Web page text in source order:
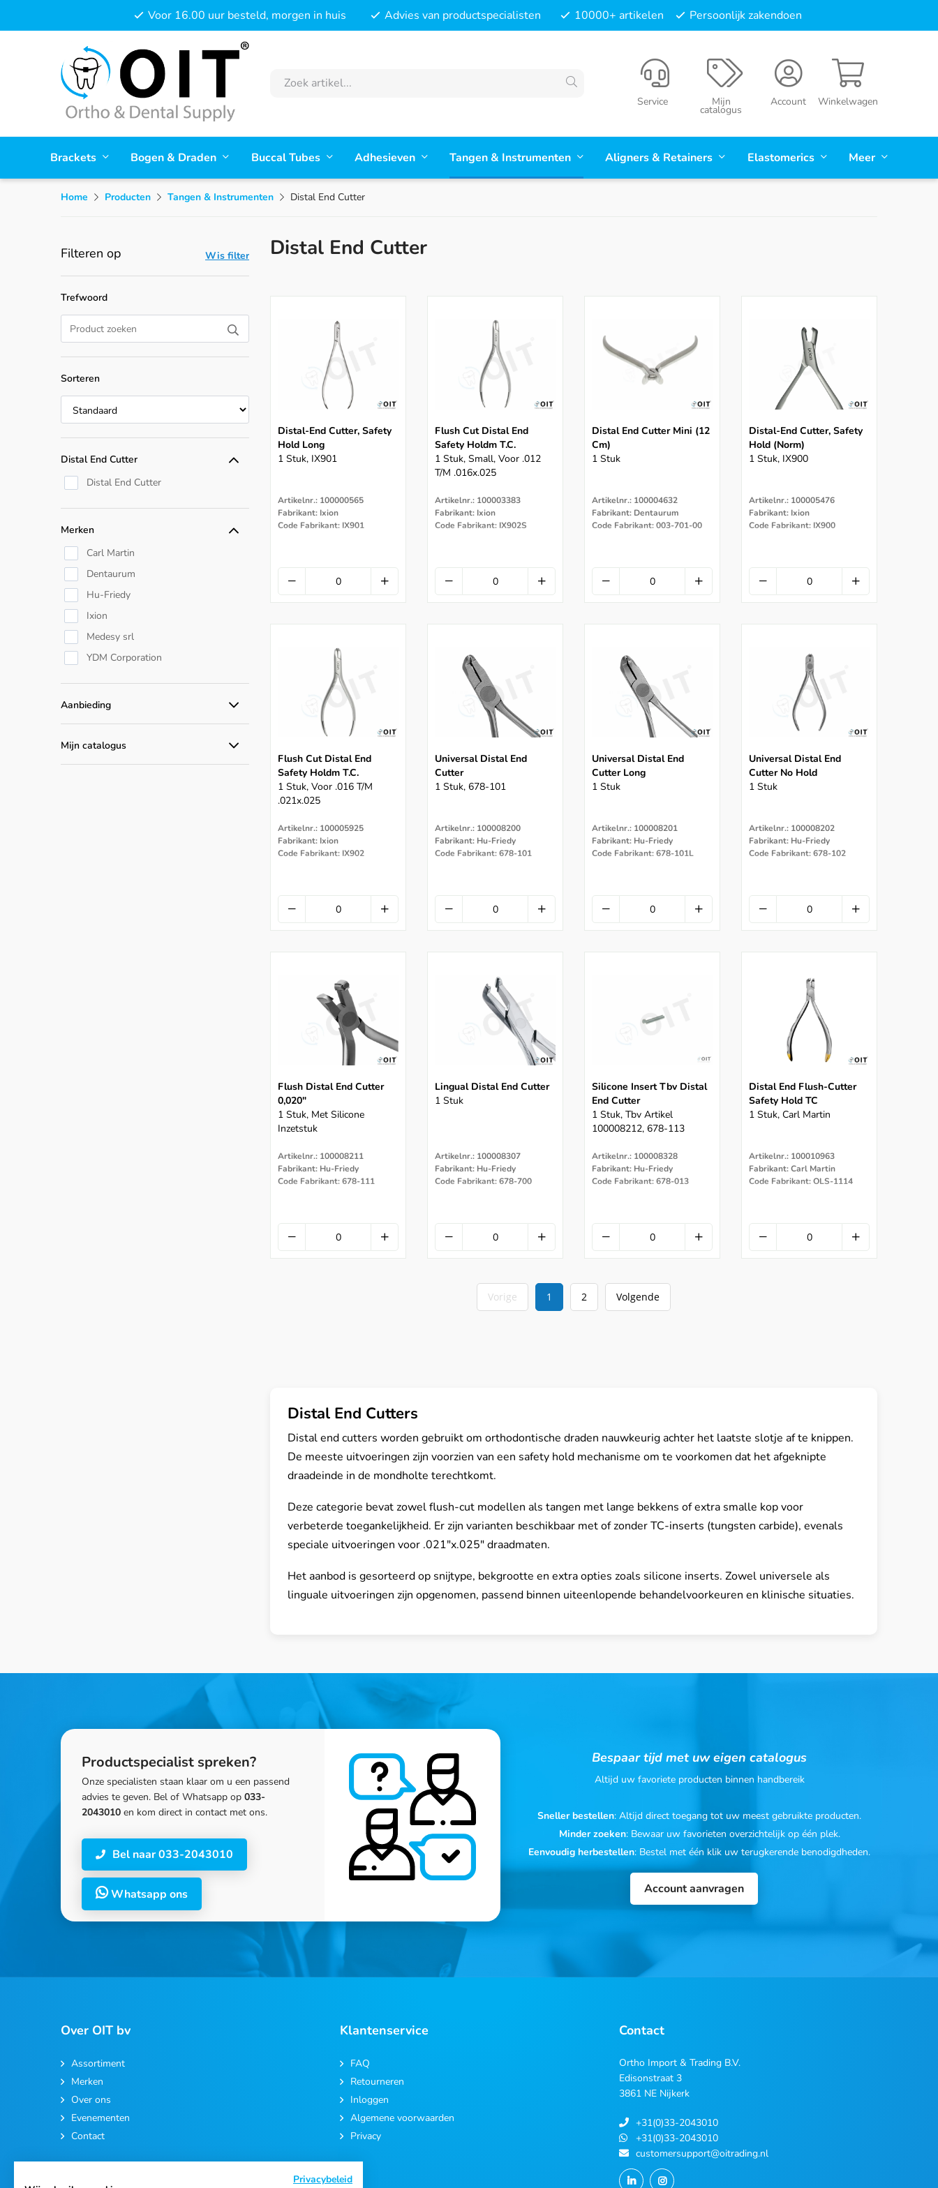
Voor 16.00 uur besteld, morgen in huis Advies van productspecialisten 10000+ artikelen Persoonlijk zakendoen
Winkelwagen
Account
Mijn
catalogus
Service
Brackets Bogen & Draden Buccal Tubes Adhesieven Tangen & Instrumenten Aligners & Retainers Elastomerics Meer
Home Producten Tangen & Instrumenten Distal End Cutter
Filteren op Wis filter
Trefwoord
Sorteren
Distal End Cutter
Distal End Cutter
Merken
Carl Martin
Dentaurum
Hu-Friedy
Ixion
Medesy srl
YDM Corporation
Aanbieding
Mijn catalogus
Distal End Cutter
Distal-End Cutter, Safety
Hold Long
1 Stuk, IX901
Artikelnr.: 100000565
Fabrikant: Ixion
Code Fabrikant: IX901
Flush Cut Distal End
Safety Holdm T.C.
1 Stuk, Small, Voor .012
T/m .016x.025
Artikelnr.: 100003383
Fabrikant: Ixion
Code Fabrikant: IX902S
Distal End Cutter Mini (12
Cm)
1 Stuk
Artikelnr.: 100004632
Fabrikant: Dentaurum
Code Fabrikant: 003-701-00
Distal-End Cutter, Safety
Hold (norm)
1 Stuk, IX900
Artikelnr.: 100005476
Fabrikant: Ixion
Code Fabrikant: IX900
Flush Cut Distal End
Safety Holdm T.C.
1 Stuk, Voor .016 T/m
.021x.025
Artikelnr.: 100005925
Fabrikant: Ixion
Code Fabrikant: IX902
Universal Distal End
Cutter
1 Stuk, 678-101
Artikelnr.: 100008200
Fabrikant: Hu-Friedy
Code Fabrikant: 678-101
Universal Distal End
Cutter Long
1 Stuk
Artikelnr.: 100008201
Fabrikant: Hu-Friedy
Code Fabrikant: 678-101L
Universal Distal End
Cutter No Hold
1 Stuk
Artikelnr.: 100008202
Fabrikant: Hu-Friedy
Code Fabrikant: 678-102
Flush Distal End Cutter
0,020"
1 Stuk, Met Silicone
Inzetstuk
Artikelnr.: 100008211
Fabrikant: Hu-Friedy
Code Fabrikant: 678-111
Lingual Distal End Cutter
1 Stuk
Artikelnr.: 100008307
Fabrikant: Hu-Friedy
Code Fabrikant: 678-700
Silicone Insert Tbv Distal
End Cutter
1 Stuk, Tbv Artikel
100008212, 678-113
Artikelnr.: 100008328
Fabrikant: Hu-Friedy
Code Fabrikant: 678-013
Distal End Flush-Cutter
Safety Hold TC
1 Stuk, Carl Martin
Artikelnr.: 100010963
Fabrikant: Carl Martin
Code Fabrikant: OLS-1114
Vorige 1 2 Volgende
Distal End Cutters
Distal end cutters worden gebruikt om orthodontische draden nauwkeurig achter het laatste slotje af te knippen.
De meeste uitvoeringen zijn voorzien van een safety hold mechanisme om te voorkomen dat het afgeknipte
draadeinde in de mondholte terechtkomt.
Deze categorie bevat zowel flush-cut modellen als tangen met lange bekkens of extra smalle kop voor
verbeterde toegankelijkheid. Er zijn varianten beschikbaar met of zonder TC-inserts (tungsten carbide), evenals
speciale uitvoeringen voor .021"x.025" draadmaten.
Het aanbod is gesorteerd op snijtype, bekgrootte en extra opties zoals silicone inserts. Zowel universele als
linguale uitvoeringen zijn opgenomen, passend binnen uiteenlopende behandelvoorkeuren en klinische situaties.
Productspecialist spreken?
Onze specialisten staan klaar om u een passend
advies te geven. Bel of Whatsapp op 033-
2043010 en kom direct in contact met ons.
Bel naar 033-2043010
Whatsapp ons
Bespaar tijd met uw eigen catalogus
Altijd uw favoriete producten binnen handbereik
Sneller bestellen: Altijd direct toegang tot uw meest gebruikte producten.
Minder zoeken: Bewaar uw favorieten overzichtelijk op één plek.
Eenvoudig herbestellen: Bestel met één klik uw terugkerende benodigdheden.
Account aanvragen
Over OIT bv
Assortiment
Merken
Over ons
Evenementen
Contact
Klantenservice
FAQ
Retourneren
Inloggen
Algemene voorwaarden
Privacy
Contact
Ortho Import & Trading B.V.
Edisonstraat 3
3861 NE Nijkerk
+31(0)33-2043010
+31(0)33-2043010
customersupport@oitrading.nl
Privacybeleid